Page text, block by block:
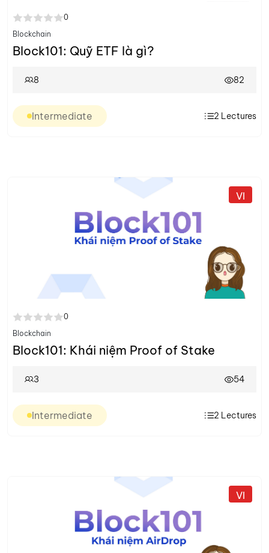
0
Blockchain
Block101: Quỹ ETF là gì?
8 82
Intermediate 2 Lectures
0
Blockchain
Block101: Khái niệm Proof of Stake
3 54
Intermediate 2 Lectures
VI
VI